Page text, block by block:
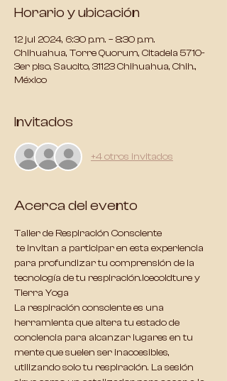
Horario y ubicación
12 jul 2024, 6:30 p.m. – 8:30 p.m.
Chihuahua, Torre Quorum, Citadela 5710-
3er piso, Saucito, 31123 Chihuahua, Chih.,
México
Invitados
+4 otros invitados
Acerca del evento
Taller de Respiración Consciente
te invitan a participar en esta experiencia
para profundizar tu comprensión de la
tecnología de tu respiración.Icecoldture y
Tierra Yoga
La respiración consciente es una
herramienta que altera tu estado de
conciencia para alcanzar lugares en tu
mente que suelen ser inaccesibles,
utilizando solo tu respiración. La sesión